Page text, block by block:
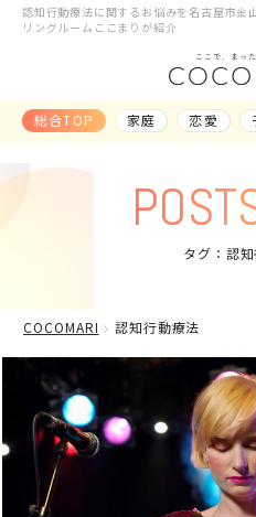
認知行動療法に関するお悩みを名古屋市金
リングルームここまりが紹介
総合TOP 家庭 恋愛
総合
ラン
カテゴ
家庭
タグ：認
COCOMARI 認知行動療法